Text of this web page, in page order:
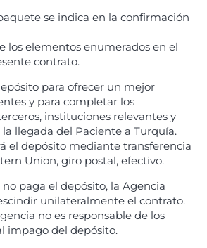
se indica en la confirmación
los elementos enumerados en el
contrato.
para ofrecer un mejor
y para completar los
instituciones relevantes y
llegada del Paciente a Turquía.
el depósito mediante transferencia
Union, giro postal, efectivo.
paga el depósito, la Agencia
unilateralmente el contrato.
no es responsable de los
impago del depósito.